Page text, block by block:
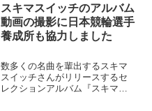
スキマスイッチのアルバム
動画の撮影に日本競輪選手
養成所も協力しました
数多くの名曲を輩出するスキマ
スイッチさんがリリースするセ
レクションアルバム『スキマノ